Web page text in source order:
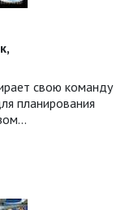
свою команду
планирования